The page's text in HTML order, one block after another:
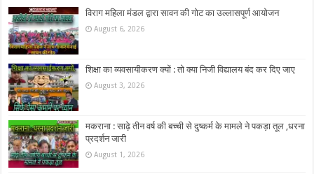
विराग महिला मंडल द्वारा सावन की गोट का उल्लासपूर्ण आयोजन
August 6, 2026
शिक्षा का व्यवसायीकरण क्यों : तो क्या निजी विद्यालय बंद कर दिए जाए
August 3, 2026
मकराना : साढ़े तीन वर्ष की बच्ची से दुष्कर्म के मामले ने पकड़ा तूल ,धरना
प्रदर्शन जारी
August 1, 2026